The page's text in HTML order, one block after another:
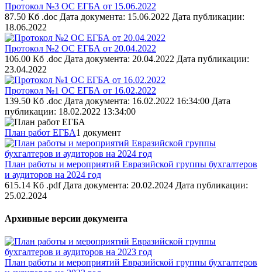
Протокол №3 ОС ЕГБА от 15.06.2022
87.50 Кб .doc Дата документа: 15.06.2022 Дата публикации:
18.06.2022
Протокол №2 ОС ЕГБА от 20.04.2022
106.00 Кб .doc Дата документа: 20.04.2022 Дата публикации:
23.04.2022
Протокол №1 ОС ЕГБА от 16.02.2022
139.50 Кб .doc Дата документа: 16.02.2022 16:34:00 Дата
публикации: 18.02.2022 13:34:00
План работ ЕГБА1 документ
План работы и мероприятий Евразийской группы бухгалтеров
и аудиторов на 2024 год
615.14 Кб .pdf Дата документа: 20.02.2024 Дата публикации:
25.02.2024
Архивные версии документа
План работы и мероприятий Евразийской группы бухгалтеров